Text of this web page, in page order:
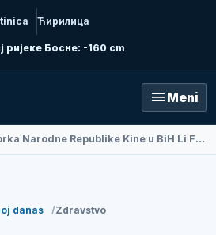
Ћирилица
ријеке Босне: -160 cm
menu Meni
Ambasadorka Narodne Republike Kine u BiH Li Fan posjetila Doboj
danas Zdravstvo